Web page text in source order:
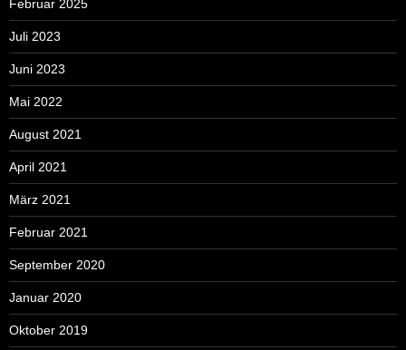
Februar 2025
Juli 2023
Juni 2023
Mai 2022
August 2021
April 2021
März 2021
Februar 2021
September 2020
Januar 2020
Oktober 2019